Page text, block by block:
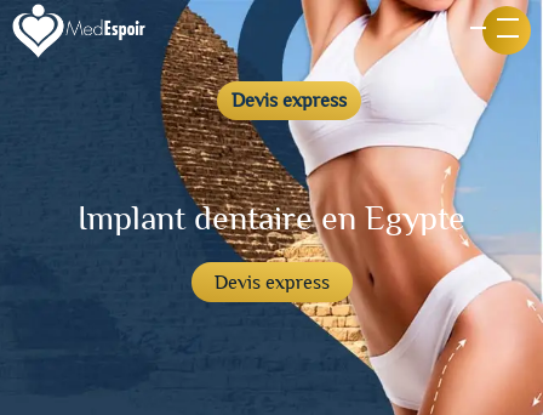
Devis express
Implant dentaire en Egypte
Devis express